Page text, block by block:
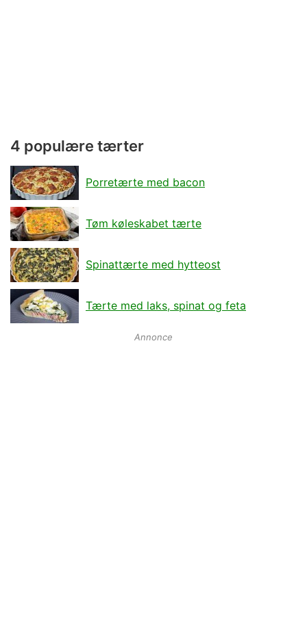
4 populære tærter
Porretærte med bacon
Tøm køleskabet tærte
Spinattærte med hytteost
Tærte med laks, spinat og feta
Annonce